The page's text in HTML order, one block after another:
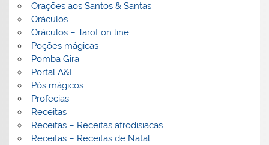
Orações aos Santos & Santas
Oráculos
Oráculos – Tarot on line
Poções mágicas
Pomba Gira
Portal A&E
Pós mágicos
Profecias
Receitas
Receitas – Receitas afrodisiacas
Receitas – Receitas de Natal